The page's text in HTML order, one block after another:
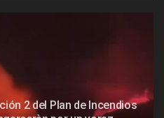
2 del Plan de Incendios